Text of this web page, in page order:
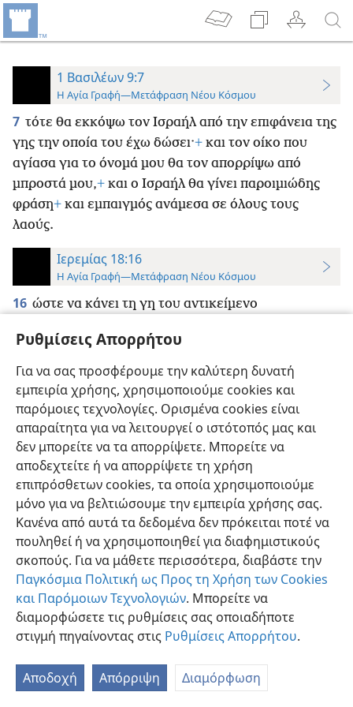
Ρυθμίσεις Απορρήτου
Για να σας προσφέρουμε την καλύτερη δυνατή
εμπειρία χρήσης, χρησιμοποιούμε cookies και
παρόμοιες τεχνολογίες. Ορισμένα cookies είναι
απαραίτητα για να λειτουργεί ο ιστότοπός μας και
δεν μπορείτε να τα απορρίψετε. Μπορείτε να
αποδεχτείτε ή να απορρίψετε τη χρήση
επιπρόσθετων cookies, τα οποία χρησιμοποιούμε
μόνο για να βελτιώσουμε την εμπειρία χρήσης σας.
Κανένα από αυτά τα δεδομένα δεν πρόκειται ποτέ να
πουληθεί ή να χρησιμοποιηθεί για διαφημιστικούς
σκοπούς. Για να μάθετε περισσότερα, διαβάστε την
Παγκόσμια Πολιτική ως Προς τη Χρήση των Cookies
και Παρόμοιων Τεχνολογιών. Μπορείτε να
διαμορφώσετε τις ρυθμίσεις σας οποιαδήποτε
στιγμή πηγαίνοντας στις Ρυθμίσεις Απορρήτου.
Αποδοχή Απόρριψη Διαμόρφωση
1 Βασιλέων 9:7
Η Αγία Γραφή—Μετάφραση Νέου Κόσμου
7 τότε θα εκκόψω τον Ισραήλ από την επιφάνεια της
γης την οποία του έχω δώσει·+ και τον οίκο που
αγίασα για το όνομά μου θα τον απορρίψω από
μπροστά μου,+ και ο Ισραήλ θα γίνει παροιμιώδης
φράση+ και εμπαιγμός ανάμεσα σε όλους τους
λαούς.
Ιερεμίας 18:16
Η Αγία Γραφή—Μετάφραση Νέου Κόσμου
16 ώστε να κάνει τη γη του αντικείμενο
αιώνα.+Ο καθένας που θα περνάει από αυτήν θα
κοιτάζει κατάπληκτος και θα κουνάει το κεφάλι
του.+
Ελληνική Προτιμήσεις
Copyright © 2026 Watch Tower Bible and Tract Society of Pennsylvania
Όροι Χρήσης Πολιτική Απορρήτου
Ρυθμίσεις Απορρήτου
JW.ORG
Σύνδεση